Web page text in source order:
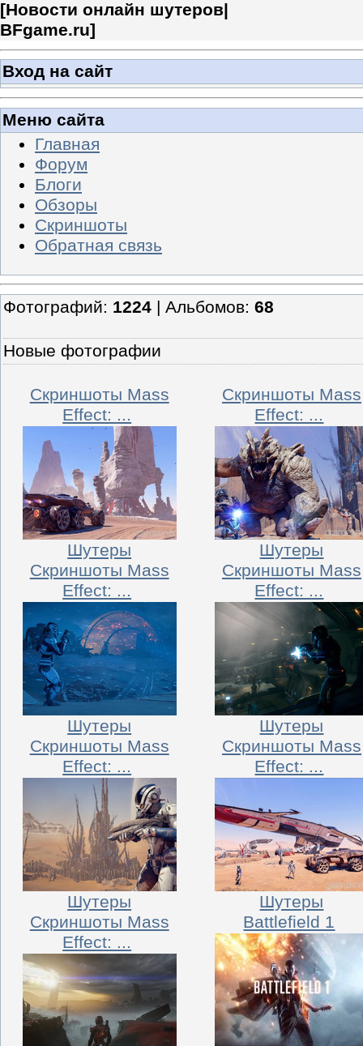
[Новости онлайн шутеров|
BFgame.ru]
Вход на сайт
Меню сайта
Главная
Форум
Блоги
Обзоры
Скриншоты
Обратная связь
Фотографий: 1224 | Альбомов: 68
Новые фотографии
Скриншоты Mass
Effect: ...
Шутеры
Скриншоты Mass
Effect: ...
Шутеры
Скриншоты Mass
Effect: ...
Шутеры
Скриншоты Mass
Effect: ...
Шутеры
Скриншоты Mass
Effect: ...
Шутеры
Скриншоты Mass
Effect: ...
Шутеры
Скриншоты Mass
Effect: ...
Battlefield 1